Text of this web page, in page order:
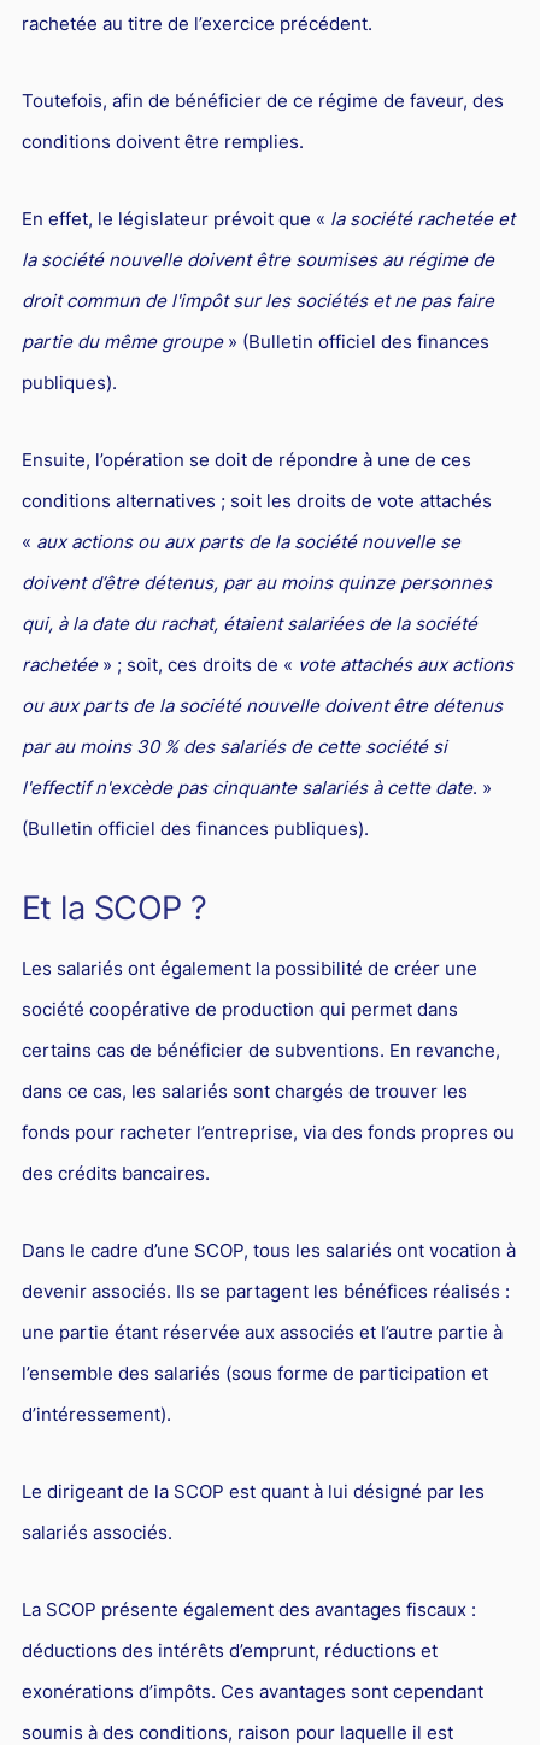
rachetée au titre de l’exercice précédent.
Toutefois, afin de bénéficier de ce régime de faveur, des
conditions doivent être remplies.
En effet, le législateur prévoit que « la société rachetée et
la société nouvelle doivent être soumises au régime de
droit commun de l'impôt sur les sociétés et ne pas faire
partie du même groupe» (Bulletin officiel des finances
publiques).
Ensuite, l’opération se doit de répondre à une de ces
conditions alternatives ; soit les droits de vote attachés
« aux actions ou aux parts de la société nouvelle se
doivent d’être détenus, par au moins quinze personnes
qui, à la date du rachat, étaient salariées de la société
rachetée» ; soit, ces droits de « vote attachés aux actions
ou aux parts de la société nouvelle doivent être détenus
par au moins 30 % des salariés de cette société si
l'effectif n'excède pas cinquante salariés à cette date. »
(Bulletin officiel des finances publiques).
Et la SCOP ?
Les salariés ont également la possibilité de créer une
société coopérative de production qui permet dans
certains cas de bénéficier de subventions. En revanche,
dans ce cas, les salariés sont chargés de trouver les
fonds pour racheter l’entreprise, via des fonds propres ou
des crédits bancaires.
Dans le cadre d’une SCOP, tous les salariés ont vocation à
devenir associés. Ils se partagent les bénéfices réalisés :
une partie étant réservée aux associés et l’autre partie à
l’ensemble des salariés (sous forme de participation et
d’intéressement).
Le dirigeant de la SCOP est quant à lui désigné par les
salariés associés.
La SCOP présente également des avantages fiscaux :
déductions des intérêts d’emprunt, réductions et
exonérations d’impôts. Ces avantages sont cependant
soumis à des conditions, raison pour laquelle il est